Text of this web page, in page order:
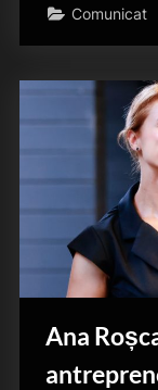
Comunicat
Ana